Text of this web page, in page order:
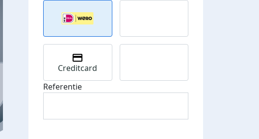
Creditcard
Referentie